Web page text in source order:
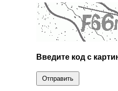
Введите код с
Отправить